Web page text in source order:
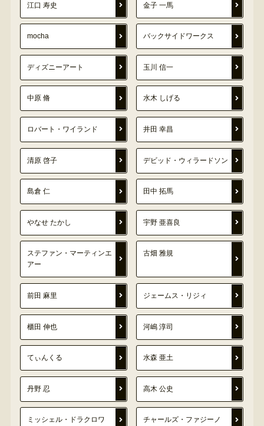
江口 寿史 金子 一馬
mocha バックサイドワークス
ディズニーアート 玉川 信一
中原 脩 水木 しげる
ロバート・ワイランド 井田 幸昌
清原 啓子 デビッド・ウィラードソン
島倉 仁 田中 拓馬
やなせ たかし 宇野 亜喜良
ステファン・マーティンエ
アー
古畑 雅規
前田 麻里 ジェームス・リジィ
櫃田 伸也 河嶋 淳司
てぃんくる 水森 亜土
丹野 忍 高木 公史
ミッシェル・ドラクロワ チャールズ・ファジーノ